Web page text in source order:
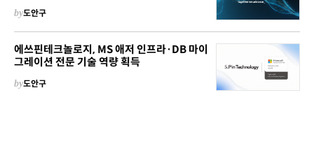
by도안구
에쓰핀테크놀로지, MS 애저 인프라·DB 마이
그레이션 전문 기술 역량 획득
by도안구